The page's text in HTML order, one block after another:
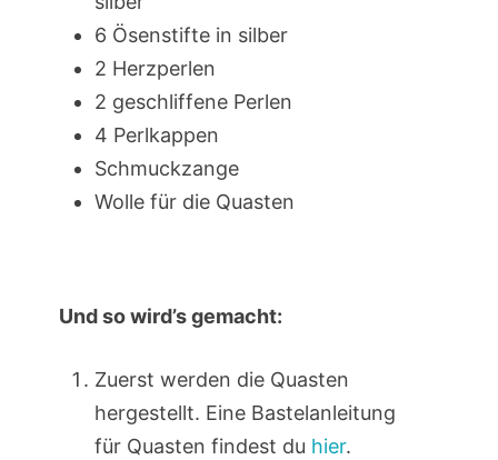
6 Ösenstifte in silber
2 Herzperlen
2 geschliffene Perlen
4 Perlkappen
Schmuckzange
Wolle für die Quasten
Und so wird’s gemacht:
Zuerst werden die Quasten
hergestellt. Eine Bastelanleitung
für Quasten findest du hier.